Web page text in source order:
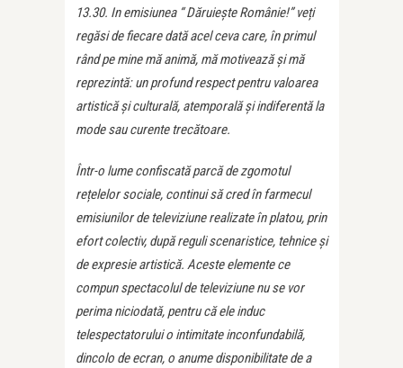
13.30. In emisiunea “ Dăruiește Românie!” veți
regăsi de fiecare dată acel ceva care, în primul
rând pe mine mă animă, mă motivează și mă
reprezintă: un profund respect pentru valoarea
artistică și culturală, atemporală și indiferentă la
mode sau curente trecătoare.
Într-o lume confiscată parcă de zgomotul
rețelelor sociale, continui să cred în farmecul
emisiunilor de televiziune realizate în platou, prin
efort colectiv, după reguli scenaristice, tehnice și
de expresie artistică. Aceste elemente ce
compun spectacolul de televiziune nu se vor
perima niciodată, pentru că ele induc
telespectatorului o intimitate inconfundabilă,
dincolo de ecran, o anume disponibilitate de a